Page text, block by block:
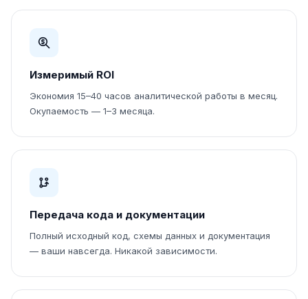
Измеримый ROI
Экономия 15–40 часов аналитической работы в месяц.
Окупаемость — 1–3 месяца.
Передача кода и документации
Полный исходный код, схемы данных и документация
— ваши навсегда. Никакой зависимости.